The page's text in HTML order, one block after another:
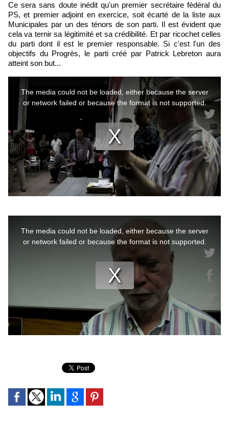
Ce sera sans doute inédit qu'un premier secrétaire fédéral du
PS, et premier adjoint en exercice, soit écarté de la liste aux
Municipales par un des ténors de son parti. Il est évident que
cela va ternir sa légitimité et sa crédibilité. Et par ricochet celles
du parti dont il est le premier responsable. Si c'est l'un des
objectifs du Progrès, le parti créé par Patrick Lebreton aura
atteint son but...